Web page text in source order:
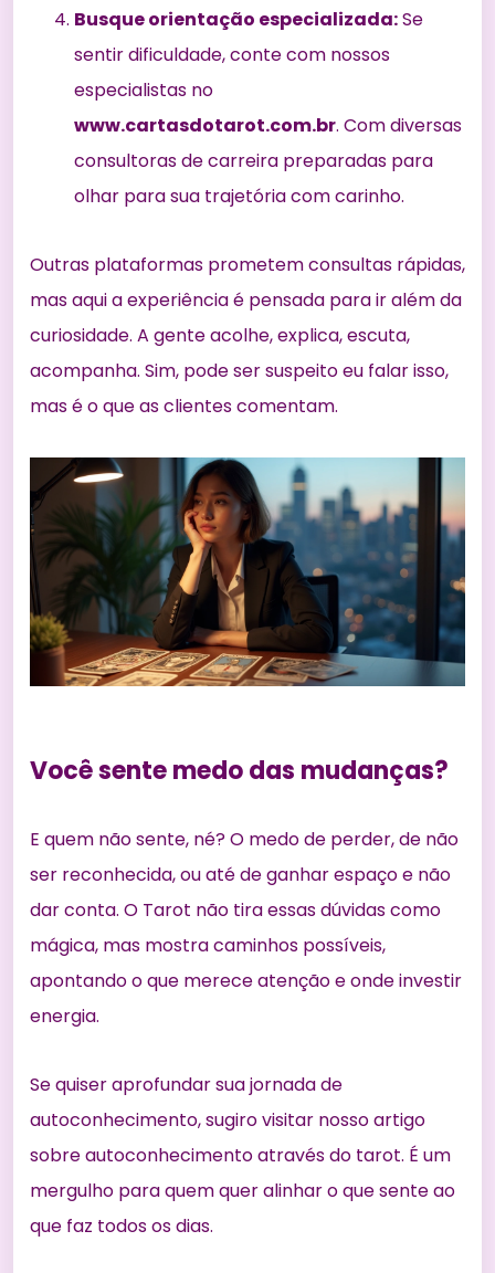
Busque orientação especializada:Se
sentir dificuldade, conte com nossos
especialistas no
www.cartasdotarot.com.br. Com diversas
consultoras de carreira preparadas para
olhar para sua trajetória com carinho.
Outras plataformas prometem consultas rápidas,
mas aqui a experiência é pensada para ir além da
curiosidade. A gente acolhe, explica, escuta,
acompanha. Sim, pode ser suspeito eu falar isso,
mas é o que as clientes comentam.
Você sente medo das mudanças?
E quem não sente, né? O medo de perder, de não
ser reconhecida, ou até de ganhar espaço e não
dar conta. O Tarot não tira essas dúvidas como
mágica, mas mostra caminhos possíveis,
apontando o que merece atenção e onde investir
energia.
Se quiser aprofundar sua jornada de
autoconhecimento, sugiro visitar nosso artigo
sobreautoconhecimento através do tarot. É um
mergulho para quem quer alinhar o que sente ao
que faz todos os dias.